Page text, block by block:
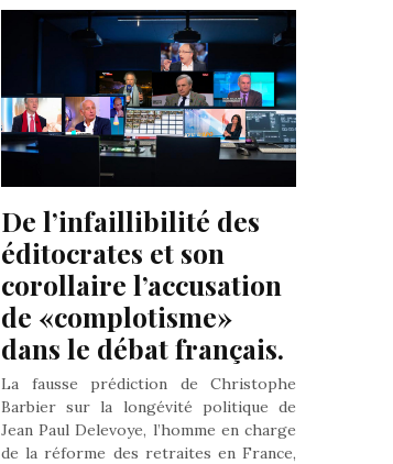
De l’infaillibilité des
éditocrates et son
corollaire l’accusation
de «complotisme»
dans le débat français.
La fausse prédiction de Christophe
Barbier sur la longévité politique de
Jean Paul Delevoye, l’homme en charge
de la réforme des retraites en France,